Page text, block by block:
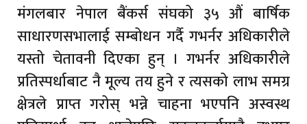
मंगलबार नेपाल बैंकर्स संघको ३५ औं बार्षिक
साधारणसभालाई सम्बोधन गर्दै गभर्नर अधिकारीले
यस्तो चेतावनी दिएका हुन् । गभर्नर अधिकारीले
प्रतिस्पर्धाबाट नै मूल्य तय हुने र त्यसको लाभ समग्र
क्षेत्रले प्राप्त गरोस् भन्ने चाहना भएपनि अस्वस्थ